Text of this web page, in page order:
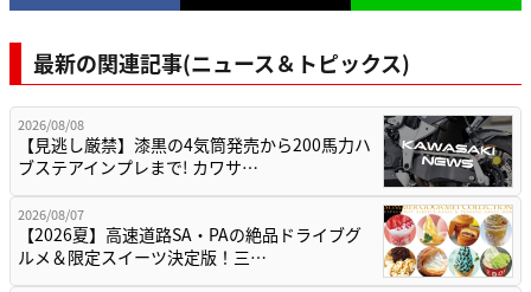
最新の関連記事(ニュース＆トピックス)
2026/08/08
【見逃し厳禁】漆黒の4気筒発売から200馬力ハ
ブステアインプレまで! カワサ…
2026/08/07
【2026夏】高速道路SA・PAの絶品ドライブグ
ルメ＆限定スイーツ決定版！三…